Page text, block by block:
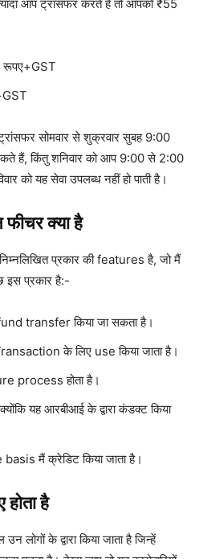
आप ट्रांसफर करते हैं तो आपको ₹55
सोमवार से शुक्रवार सुबह 9:00
हैं, किंतु शनिवार को आप 9:00 से 2:00
को यह सेवा उपलब्ध नहीं हो पाती है।
क्या है
प्रकार की features है, जो मैं
इस प्रकार है:-
transfer किया जा सकता है।
के लिए use किया जाता है।
process होता है।
यह आरबीआई के द्वारा कंडक्ट किया
मैं क्रेडिट किया जाता है।
है
लोगों के द्वारा किया जाता है जिन्हें